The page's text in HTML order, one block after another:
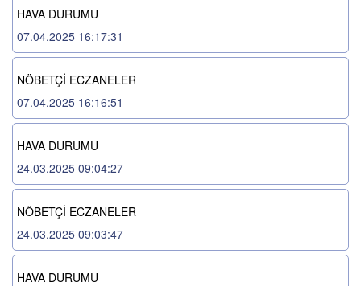
HAVA DURUMU
07.04.2025 16:17:31
NÖBETÇİ ECZANELER
07.04.2025 16:16:51
HAVA DURUMU
24.03.2025 09:04:27
NÖBETÇİ ECZANELER
24.03.2025 09:03:47
HAVA DURUMU